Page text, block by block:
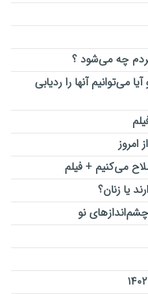
چه می‌شود ؟
آنها را ردیابی
می‌کنیم + فیلم
یا زنان؟
نو